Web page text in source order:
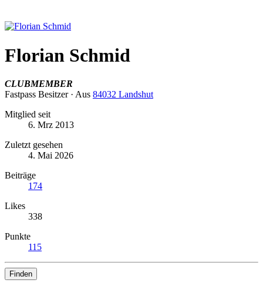
Florian Schmid
CLUBMEMBER
Fastpass Besitzer · Aus 84032 Landshut
Mitglied seit
6. Mrz 2013
Zuletzt gesehen
4. Mai 2026
Beiträge
174
Likes
338
Punkte
115
Finden